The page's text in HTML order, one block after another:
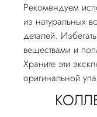
Рекомендуем
из натуральных
деталей.
веществами и
Храните эти
оригинальной